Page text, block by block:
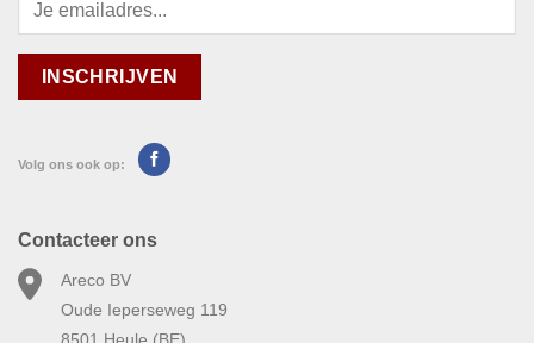
Volg ons ook op:
Contacteer ons
Areco BV
Oude Ieperseweg 119